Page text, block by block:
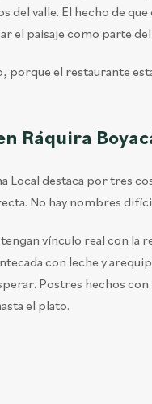
valle. El hecho de
el paisaje como parte
porque el restaurante
Ráquira
Local destaca por tres
No hay nombres
vínculo real con la
con leche y
Postres hechos
el plato.